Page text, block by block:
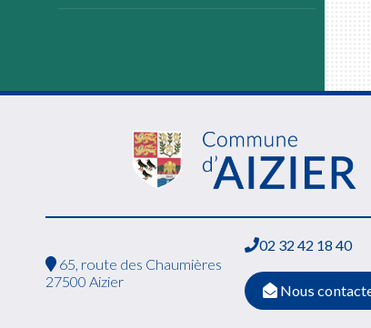
65, route des Chaumières
27500 Aizier
02 32 42 18 40
Nous